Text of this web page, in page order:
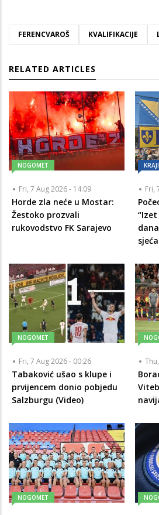
FERENCVAROŠ KVALIFIKACIJE
RELATED ARTICLES
NOGOMET
Fri, 7 Aug 2026 - 14:09
Horde zla neće u Mostar:
Žestoko prozvali
rukovodstvo FK Sarajevo
Fri,
NOGOMET
Fri, 7 Aug 2026 - 00:26
Tabaković ušao s klupe i
prvijencem donio pobjedu
Salzburgu (Video)
NOGOMET